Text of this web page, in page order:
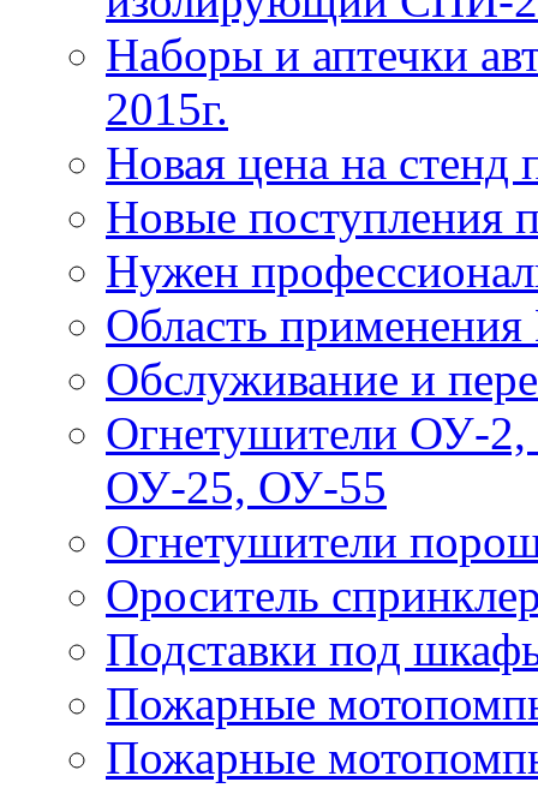
Наборы и аптечки
2015г.
Новая цена на
Новые поступления
Нужен
Область
Обслуживание и
Огнетушители ОУ-
ОУ-25, ОУ-55
Огнетушители
Ороситель
Подставки под
Пожарные
Пожарные